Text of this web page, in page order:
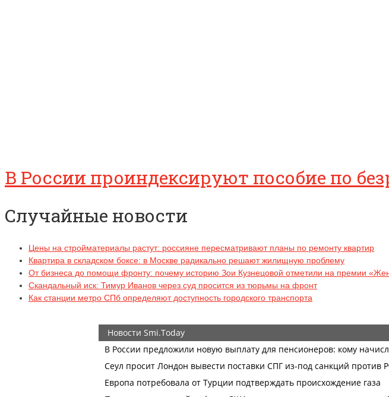
В России проиндексируют пособие по
Случайные новости
Цены на стройматериалы растут: россияне пересматривают планы по ремонту квартир
Квартира в складском боксе: в Москве радикально решают жилищную проблему
От бизнеса до помощи фронту: почему историю Зои Кузнецовой отметили на премии
Скандальный иск: Тимур Иванов через суд просится из тюрьмы на фронт
Как станции метро СПб определяют доступность городского транспорта